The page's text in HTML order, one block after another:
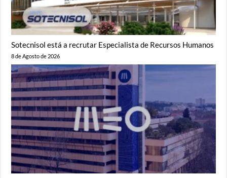
Sotecnisol está a recrutar Especialista de Recursos Humanos
8 de Agosto de 2026